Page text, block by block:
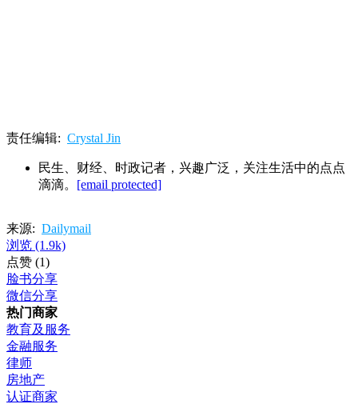
责任编辑: Crystal Jin
民生、财经、时政记者，兴趣广泛，关注生活中的点点
滴滴。 [email protected]
来源: Dailymail
浏览 (1.9k)
点赞 (1)
脸书分享
微信分享
热门商家
教育及服务
金融服务
律师
房地产
认证商家